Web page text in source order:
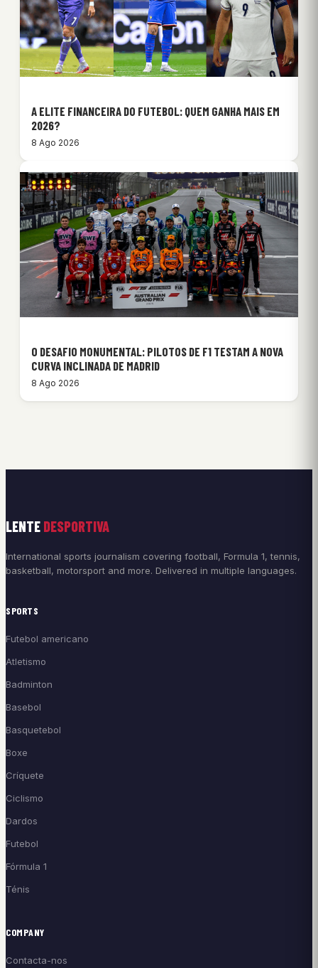
A ELITE FINANCEIRA DO FUTEBOL: QUEM GANHA MAIS EM
2026?
8 Ago 2026
O DESAFIO MONUMENTAL: PILOTOS DE F1 TESTAM A NOVA
CURVA INCLINADA DE MADRID
8 Ago 2026
LENTE DESPORTIVA
International sports journalism covering football, Formula 1, tennis,
basketball, motorsport and more. Delivered in multiple languages.
SPORTS
Futebol americano
Atletismo
Badminton
Basebol
Basquetebol
Boxe
Críquete
Ciclismo
Dardos
Futebol
Fórmula 1
Ténis
COMPANY
Contacta-nos